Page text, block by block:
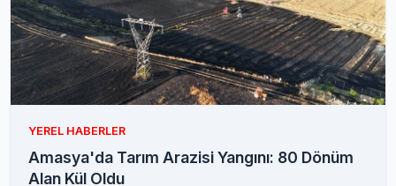
YEREL HABERLER
Amasya'da Tarım Arazisi Yangını: 80 Dönüm
Alan Kül Oldu